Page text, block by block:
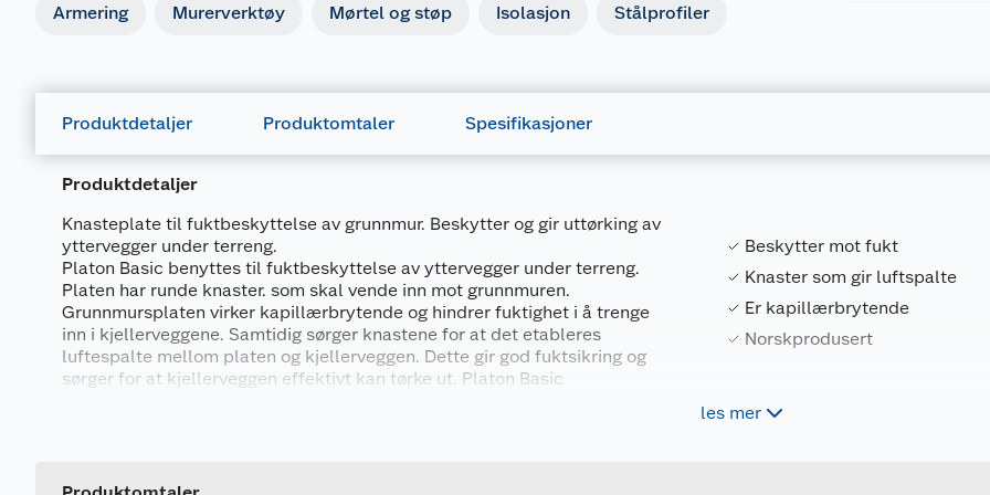
Armering Murerverktøy Mørtel og støp Isolasjon Stålprofiler
Produktdetaljer Produktomtaler Spesifikasjoner
Produktdetaljer
Knasteplate til fuktbeskyttelse av grunnmur. Beskytter og gir uttørking av
yttervegger under terreng.
Platon Basic benyttes til fuktbeskyttelse av yttervegger under terreng.
Platen har runde knaster. som skal vende inn mot grunnmuren.
Grunnmursplaten virker kapillærbrytende og hindrer fuktighet i å trenge
inn i kjellerveggene. Samtidig sørger knastene for at det etableres
luftespalte mellom platen og kjellerveggen. Dette gir god fuktsikring og
sørger for at kjellerveggen effektivt kan tørke ut. Platon Basic
Beskytter mot fukt
Knaster som gir luftspalte
Er kapillærbrytende
Norskprodusert
les mer
Leverandørens artikkelnummer
Forpakningsmål